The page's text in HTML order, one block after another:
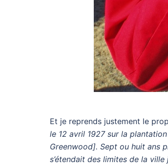
Et je reprends justement le
le 12 avril 1927 sur la
Greenwood]. Sept ou huit ans
s’étendait des limites de la